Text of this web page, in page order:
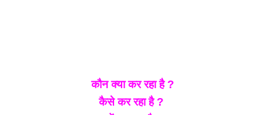
कौन क्या कर रहा है ?
कैसे कर रहा है ?